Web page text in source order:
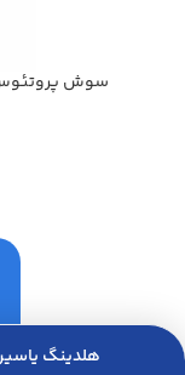
هلدینگ